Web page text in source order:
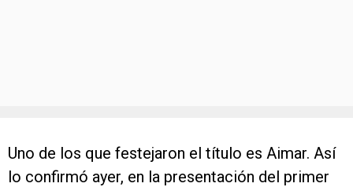
Uno de los que festejaron el título es Aimar. Así
lo confirmó ayer, en la presentación del primer